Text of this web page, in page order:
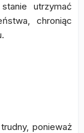
utrzymać
chroniąc
ponieważ